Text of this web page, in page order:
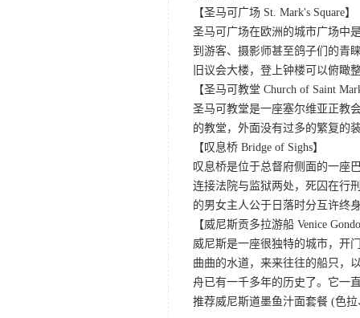
【圣马可广场 St. Mark's Square】
圣马可广场在欧洲的城市广场中
到游客、摄影师甚至鸽子们的青
旧议会大楼，登上钟楼可以俯瞰
【圣马可教堂 Church of Saint
圣马可教堂是一座塞尔维亚正教
的教堂，外面没有过多的繁复的
【叹息桥 Bridge of Sighs】
叹息桥是位于总督府侧面的一座
连接法院与监狱两处，死囚在行
的男女主人公于日落时分互许终
【威尼斯贡多拉游船 Venice
威尼斯是一座很独特的城市，开
曲曲的水道，来来往往的船只，
舟已有一千多年的历史了。它一
推荐威尼斯道墨鱼汁面套餐 (色